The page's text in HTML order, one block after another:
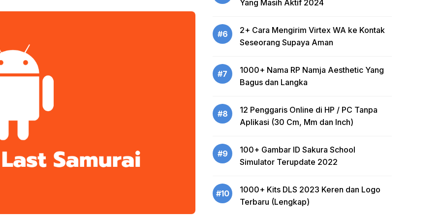
Yang Masih Aktif 2024
#6
2+ Cara Mengirim Virtex WA ke Kontak
Seseorang Supaya Aman
#7
1000+ Nama RP Namja Aesthetic Yang
Bagus dan Langka
#8
12 Penggaris Online di HP / PC Tanpa
Aplikasi (30 Cm, Mm dan Inch)
#9
100+ Gambar ID Sakura School
Simulator Terupdate 2022
#10
1000+ Kits DLS 2023 Keren dan Logo
Terbaru (Lengkap)